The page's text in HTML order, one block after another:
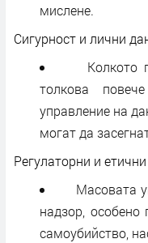
мислене.
Сигурност и лични
Колкото
толкова
управление на
могат да
Регулаторни и
Масовата
надзор,
самоубийство,